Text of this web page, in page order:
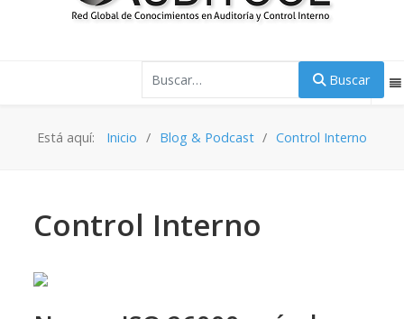
Buscar
Está aquí: Inicio Blog & Podcast Control Interno
Control Interno